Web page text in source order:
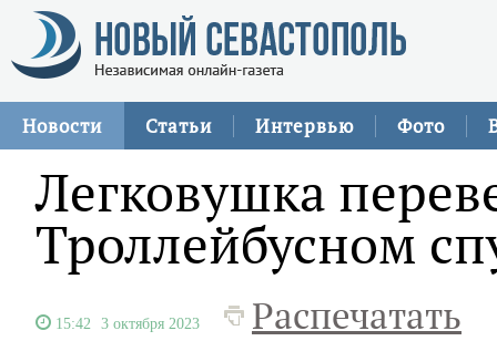
Новости Статьи Интервью Фото
Легковушка
Троллейбусном
15:42 3 октября 2023 Распечатать